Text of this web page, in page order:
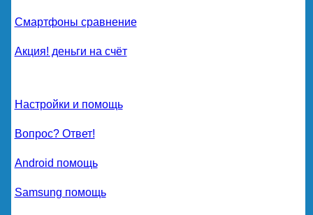
Смартфоны сравнение
Акция! деньги на счёт
Настройки и помощь
Вопрос? Ответ!
Android помощь
Samsung помощь